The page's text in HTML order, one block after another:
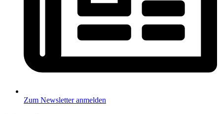
Zum Newsletter anmelden